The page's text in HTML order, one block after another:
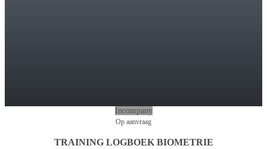
Incompany
Op aanvraag
TRAINING LOGBOEK BIOMETRIE